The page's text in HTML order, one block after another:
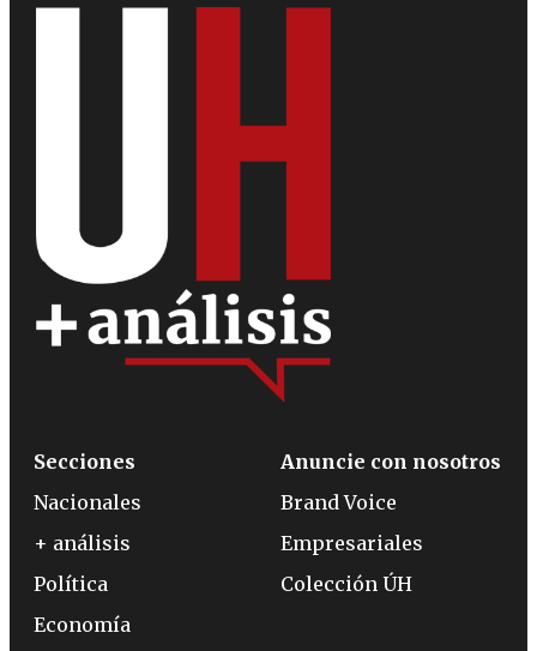
Secciones
Nacionales
+ análisis
Política
Economía
Anuncie con nosotros
Brand Voice
Empresariales
Colección ÚH